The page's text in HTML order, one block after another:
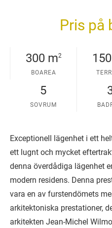
Pris på
300 m2
BOAREA
5
SOVRUM
Exceptionell lägenhet i ett
ett lugnt och mycket
denna överdådiga lägenhet
modern residens. Denna
vara en av furstendömets
arkitektoniska prestationer,
arkitekten Jean-Michel